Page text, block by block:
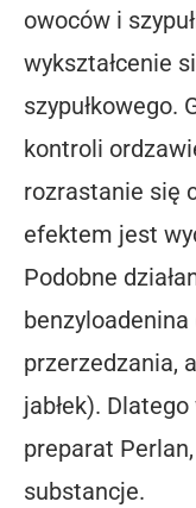
owoców i
wykształcenie
szypułkowego.
kontroli
rozrastanie się
efektem jest
Podobne
przerzedzania,
jabłek).
preparat
substancje.